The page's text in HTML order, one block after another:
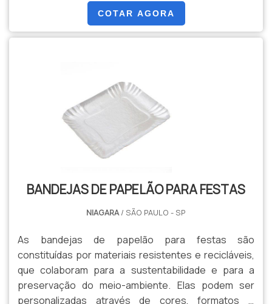
extremamente úteis para o transporte de
acessórios, objetos e alimentos variados e, por isso,
realizam um excelente trabalho.O PRODUTO
COTAR AGORA
BANDEJAS DE PAPELÃO PARA FESTAS
NIAGARA/ SÃO PAULO - SP
As bandejas de papelão para festas são
constituídas por materiais resistentes e recicláveis,
que colaboram para a sustentabilidade e para a
preservação do meio-ambiente. Elas podem ser
personalizadas através de cores, formatos e